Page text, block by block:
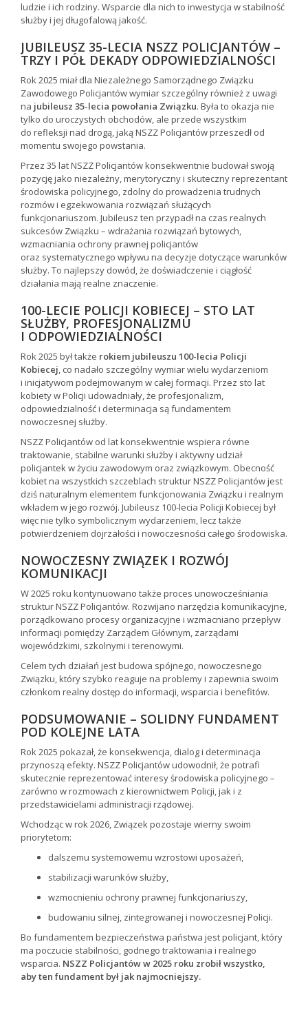
ludzie i ich rodziny. Wsparcie dla nich to inwestycja w stabilność
służby i jej długofalową jakość.
JUBILEUSZ 35-LECIA NSZZ POLICJANTÓW –
TRZY I PÓŁ DEKADY ODPOWIEDZIALNOŚCI
Rok 2025 miał dla Niezależnego Samorządnego Związku
Zawodowego Policjantów wymiar szczególny również z uwagi
na jubileusz 35-lecia powołania Związku. Była to okazja nie
tylko do uroczystych obchodów, ale przede wszystkim
do refleksji nad drogą, jaką NSZZ Policjantów przeszedł od
momentu swojego powstania.
Przez 35 lat NSZZ Policjantów konsekwentnie budował swoją
pozycję jako niezależny, merytoryczny i skuteczny reprezentant
środowiska policyjnego, zdolny do prowadzenia trudnych
rozmów i egzekwowania rozwiązań służących
funkcjonariuszom. Jubileusz ten przypadł na czas realnych
sukcesów Związku – wdrażania rozwiązań bytowych,
wzmacniania ochrony prawnej policjantów
oraz systematycznego wpływu na decyzje dotyczące warunków
służby. To najlepszy dowód, że doświadczenie i ciągłość
działania mają realne znaczenie.
100-LECIE POLICJI KOBIECEJ – STO LAT
SŁUŻBY, PROFESJONALIZMU
I ODPOWIEDZIALNOŚCI
Rok 2025 był także rokiem jubileuszu 100-lecia Policji
Kobiecej, co nadało szczególny wymiar wielu wydarzeniom
i inicjatywom podejmowanym w całej formacji. Przez sto lat
kobiety w Policji udowadniały, że profesjonalizm,
odpowiedzialność i determinacja są fundamentem
nowoczesnej służby.
NSZZ Policjantów od lat konsekwentnie wspiera równe
traktowanie, stabilne warunki służby i aktywny udział
policjantek w życiu zawodowym oraz związkowym. Obecność
kobiet na wszystkich szczeblach struktur NSZZ Policjantów jest
dziś naturalnym elementem funkcjonowania Związku i realnym
wkładem w jego rozwój. Jubileusz 100-lecia Policji Kobiecej był
więc nie tylko symbolicznym wydarzeniem, lecz także
potwierdzeniem dojrzałości i nowoczesności całego środowiska.
NOWOCZESNY ZWIĄZEK I ROZWÓJ
KOMUNIKACJI
W 2025 roku kontynuowano także proces unowocześniania
struktur NSZZ Policjantów. Rozwijano narzędzia komunikacyjne,
porządkowano procesy organizacyjne i wzmacniano przepływ
informacji pomiędzy Zarządem Głównym, zarządami
wojewódzkimi, szkolnymi i terenowymi.
Celem tych działań jest budowa spójnego, nowoczesnego
Związku, który szybko reaguje na problemy i zapewnia swoim
członkom realny dostęp do informacji, wsparcia i benefitów.
PODSUMOWANIE – SOLIDNY FUNDAMENT
POD KOLEJNE LATA
Rok 2025 pokazał, że konsekwencja, dialog i determinacja
przynoszą efekty. NSZZ Policjantów udowodnił, że potrafi
skutecznie reprezentować interesy środowiska policyjnego –
zarówno w rozmowach z kierownictwem Policji, jak i z
przedstawicielami administracji rządowej.
Wchodząc w rok 2026, Związek pozostaje wierny swoim
priorytetom:
dalszemu systemowemu wzrostowi uposażeń,
stabilizacji warunków służby,
wzmocnieniu ochrony prawnej funkcjonariuszy,
budowaniu silnej, zintegrowanej i nowoczesnej Policji.
Bo fundamentem bezpieczeństwa państwa jest policjant, który
ma poczucie stabilności, godnego traktowania i realnego
wsparcia. NSZZ Policjantów w 2025 roku zrobił wszystko,
aby ten fundament był jak najmocniejszy.